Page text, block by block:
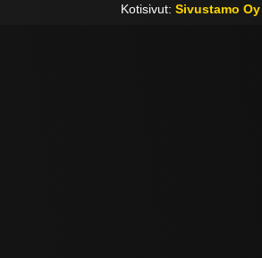
Kotisivut: Sivustamo Oy